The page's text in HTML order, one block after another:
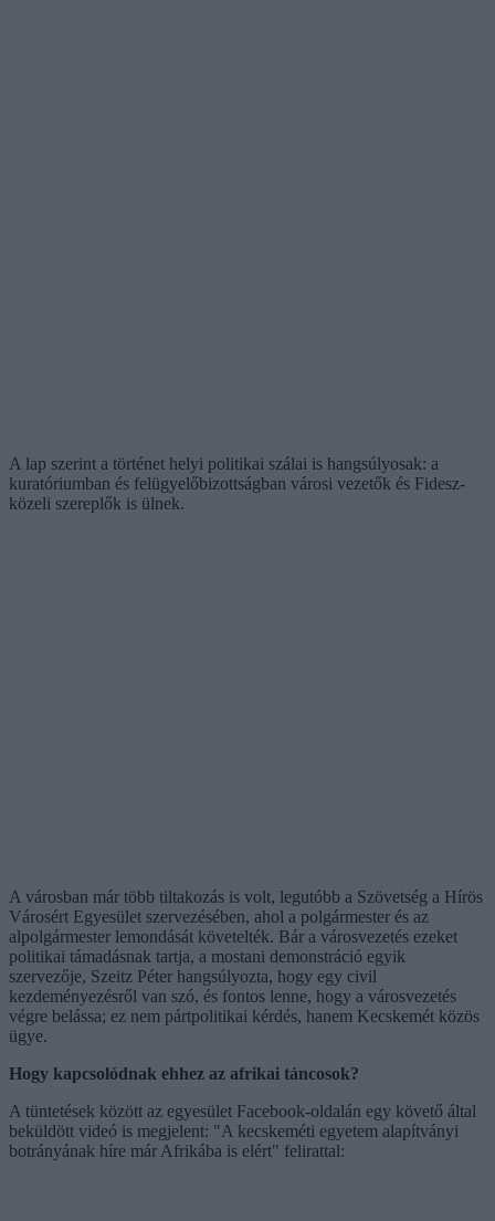
A lap szerint a történet helyi politikai szálai is hangsúlyosak: a
kuratóriumban és felügyelőbizottságban városi vezetők és Fidesz-
közeli szereplők is ülnek.
A városban már több tiltakozás is volt, legutóbb a Szövetség a Hírös
Városért Egyesület szervezésében, ahol a polgármester és az
alpolgármester lemondását követelték. Bár a városvezetés ezeket
politikai támadásnak tartja, a mostani demonstráció egyik
szervezője, Szeitz Péter hangsúlyozta, hogy egy civil
kezdeményezésről van szó, és fontos lenne, hogy a városvezetés
végre belássa; ez nem pártpolitikai kérdés, hanem Kecskemét közös
ügye.
Hogy kapcsolódnak ehhez az afrikai táncosok?
A tüntetések között az egyesület Facebook-oldalán egy követő által
beküldött videó is megjelent: "A kecskeméti egyetem alapítványi
botrányának híre már Afrikába is elért" felirattal: